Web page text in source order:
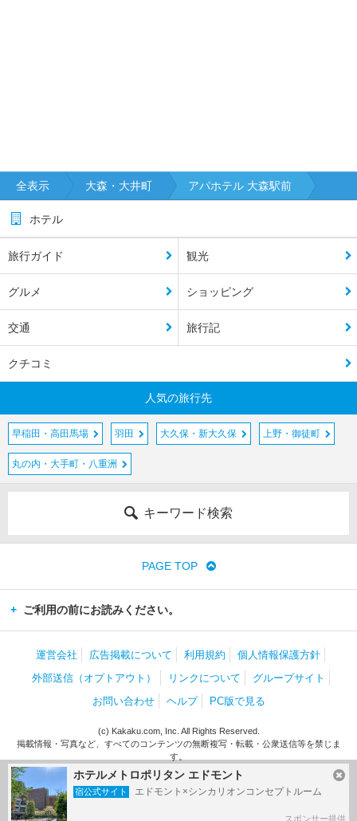
ホテルメトロポリタン エドモント
宿公式サイト エドモント×シンカリオンコンセプトルーム
スポンサー提供
全表示 大森・大井町 アパホテル 大森駅前
ホテル
旅行ガイド 観光
グルメ ショッピング
交通 旅行記
クチコミ
人気の旅行先
早稲田・高田馬場 羽田 大久保・新大久保 上野・御徒町
丸の内・大手町・八重洲
キーワード検索
PAGE TOP
ご利用の前にお読みください。
運営会社 広告掲載について 利用規約
個人情報保護方針
外部送信（オプトアウト）
リンクについて
グループサイト
お問い合わせ
ヘルプ PC版で見る
(c) Kakaku.com, Inc. All Rights Reserved.
掲載情報・写真など、すべてのコンテンツの無断複写・転載・公衆送信等を禁じま
す。